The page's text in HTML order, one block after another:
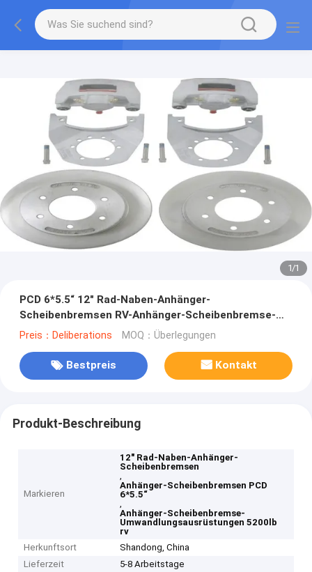
1/1
PCD 6*5.5“ 12" Rad-Naben-Anhänger-
Scheibenbremsen RV-Anhänger-Scheibenbremse-
Umwandlungs-Ausrüstungen
Preis：Deliberations MOQ：Überlegungen
Bestpreis Kontakt
Produkt-Beschreibung
Markieren
12" Rad-Naben-Anhänger-
Scheibenbremsen
,
Anhänger-Scheibenbremsen PCD
6*5.5“
,
Anhänger-Scheibenbremse-
Umwandlungsausrüstungen 5200lb
rv
Herkunftsort
Shandong, China
Lieferzeit
5-8 Arbeitstage